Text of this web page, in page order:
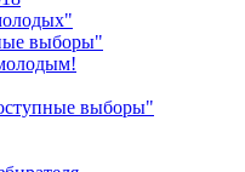
выборы"
выборы"